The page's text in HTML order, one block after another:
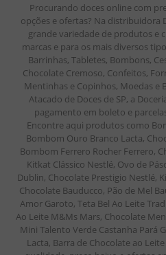
Procurando doces online com
opções e ofertas? Na distribuidora
grande variedade de produtos e
marcas e para os mais diversos
Barrinhas, Tabletes, Bombons,
Chocolate Cremoso, Confeitos,
Mentinhas e Copinhos, Moedas e
Atacado de Doces de SP, a
pagamento em boleto e
Encontre aqui produtos como
Bombom Ouro Branco Lacta,
Bombom Ferrero Rocher Ferrero,
Kitkat Clássico Nestlé, Ovo de
Dublin, Chocolate Prestigio Nestlé,
Chocolate Bauducco, Pão de Mel
Amor Garoto, Teta Bel Ao Leite
Ao Leite M&Ms Mars, Chocolate
Mini Talento Verde Castanha Pará
Lacta, Barra de Chocolate ao